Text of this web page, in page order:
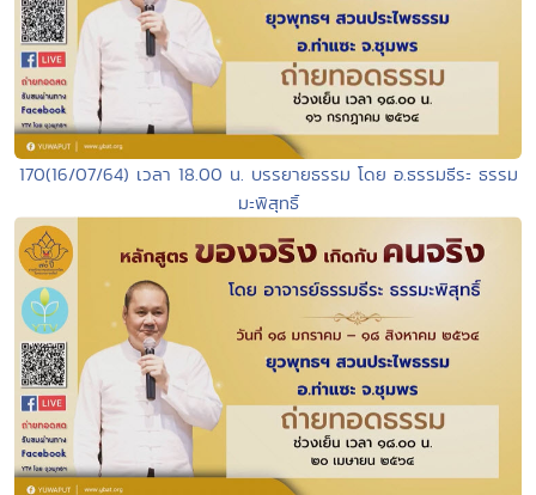
170(16/07/64) เวลา 18.00 น. บรรยายธรรม โดย อ.ธรรมธีระ ธรรม
มะพิสุทธิ์